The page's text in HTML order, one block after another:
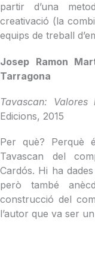
partir d’una
creativació (la
equips de treball
Josep Ramon
Tarragona
Tavascan:
Edicions, 2015
Per què? Perquè
Tavascan del
Cardós. Hi ha
però també
construcció del
l’autor que va ser